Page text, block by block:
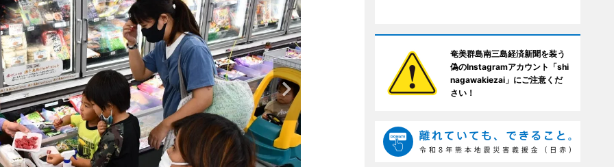
奄美群島南三島経済新聞を装う
偽のInstagramアカウント「shi
nagawakiezai」にご注意くだ
さい！